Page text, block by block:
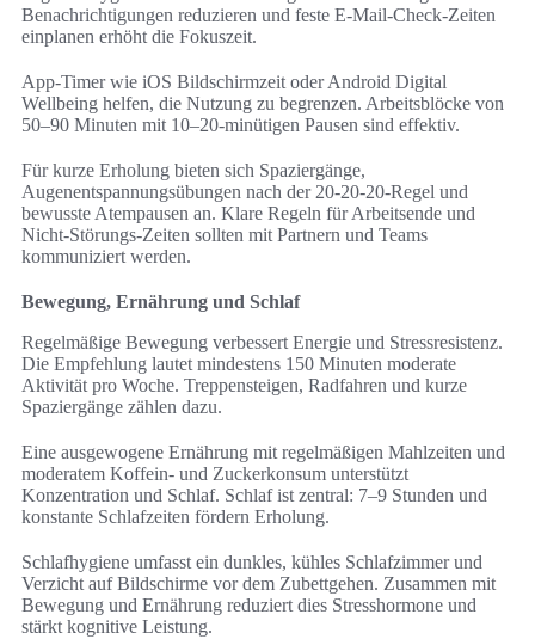
Benachrichtigungen reduzieren und feste E‑Mail‑Check‑Zeiten
einplanen erhöht die Fokuszeit.
App‑Timer wie iOS Bildschirmzeit oder Android Digital
Wellbeing helfen, die Nutzung zu begrenzen. Arbeitsblöcke von
50–90 Minuten mit 10–20-minütigen Pausen sind effektiv.
Für kurze Erholung bieten sich Spaziergänge,
Augenentspannungsübungen nach der 20-20-20-Regel und
bewusste Atempausen an. Klare Regeln für Arbeitsende und
Nicht-Störungs‑Zeiten sollten mit Partnern und Teams
kommuniziert werden.
Bewegung, Ernährung und Schlaf
Regelmäßige Bewegung verbessert Energie und Stressresistenz.
Die Empfehlung lautet mindestens 150 Minuten moderate
Aktivität pro Woche. Treppensteigen, Radfahren und kurze
Spaziergänge zählen dazu.
Eine ausgewogene Ernährung mit regelmäßigen Mahlzeiten und
moderatem Koffein‑ und Zuckerkonsum unterstützt
Konzentration und Schlaf. Schlaf ist zentral: 7–9 Stunden und
konstante Schlafzeiten fördern Erholung.
Schlafhygiene umfasst ein dunkles, kühles Schlafzimmer und
Verzicht auf Bildschirme vor dem Zubettgehen. Zusammen mit
Bewegung und Ernährung reduziert dies Stresshormone und
stärkt kognitive Leistung.